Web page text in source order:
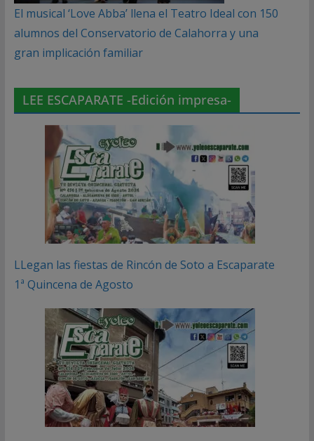
El musical ‘Love Abba’ llena el Teatro Ideal con 150
alumnos del Conservatorio de Calahorra y una
gran implicación familiar
LEE ESCAPARATE -Edición impresa-
LLegan las fiestas de Rincón de Soto a Escaparate
1ª Quincena de Agosto